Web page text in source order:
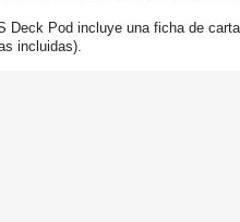
Deck Pod incluye una ficha de
incluidas).